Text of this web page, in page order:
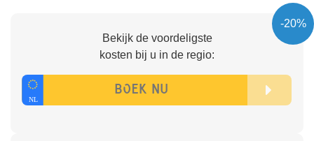
-20%
Bekijk de voordeligste
kosten bij u in de regio: